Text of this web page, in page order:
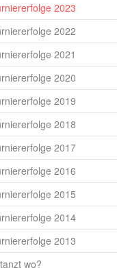
2023
2022
2021
2020
2019
2018
2017
2016
2015
2014
2013
wo?